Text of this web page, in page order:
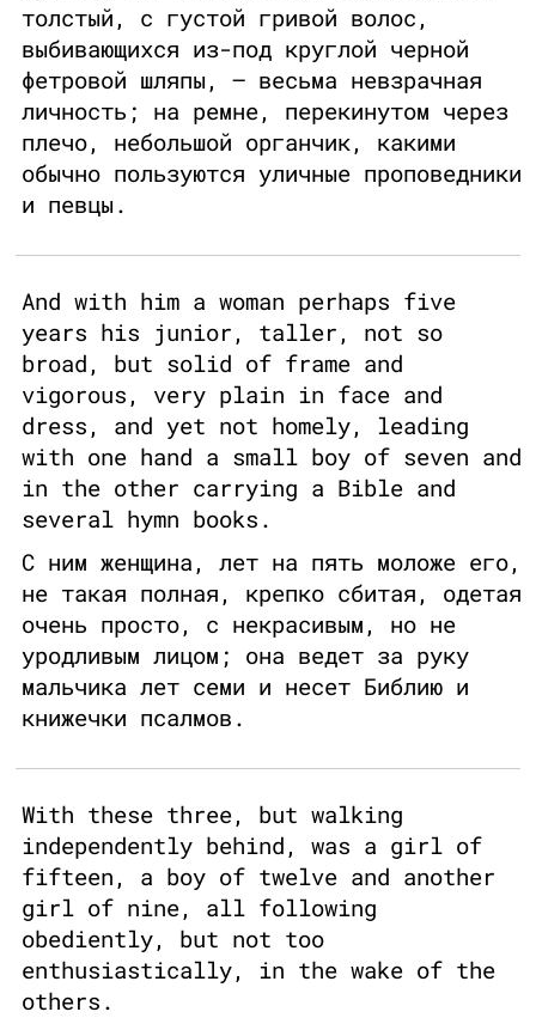
толстый, с густой гривой волос,
выбивающихся из-под круглой черной
фетровой шляпы, – весьма невзрачная
личность; на ремне, перекинутом через
плечо, небольшой органчик, какими
обычно пользуются уличные проповедники
и певцы.
And with him a woman perhaps five
years his junior, taller, not so
broad, but solid of frame and
vigorous, very plain in face and
dress, and yet not homely, leading
with one hand a small boy of seven and
in the other carrying a Bible and
several hymn books.
С ним женщина, лет на пять моложе его,
не такая полная, крепко сбитая, одетая
очень просто, с некрасивым, но не
уродливым лицом; она ведет за руку
мальчика лет семи и несет Библию и
книжечки псалмов.
With these three, but walking
independently behind, was a girl of
fifteen, a boy of twelve and another
girl of nine, all following
obediently, but not too
enthusiastically, in the wake of the
others.